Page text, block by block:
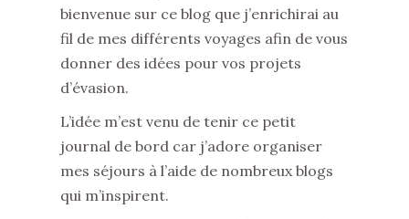
bienvenue sur ce blog que j’enrichirai au
fil de mes différents voyages afin de vous
donner des idées pour vos projets
d’évasion.
L’idée m’est venu de tenir ce petit
journal de bord car j’adore organiser
mes séjours à l’aide de nombreux blogs
qui m’inspirent.